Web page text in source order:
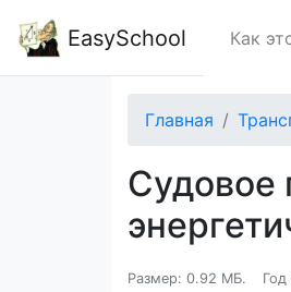
EasySchool Как
Главная
Судовое
Размер: 0.92 МБ. Год